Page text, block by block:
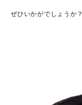
ぜひいかがでしょうか？